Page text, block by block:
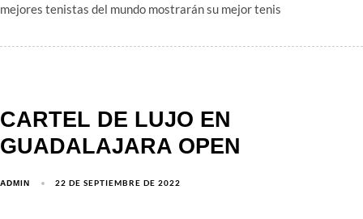
mejores tenistas del mundo mostrarán su mejor tenis
CARTEL DE LUJO EN
GUADALAJARA OPEN
ADMIN 22 DE SEPTIEMBRE DE 2022